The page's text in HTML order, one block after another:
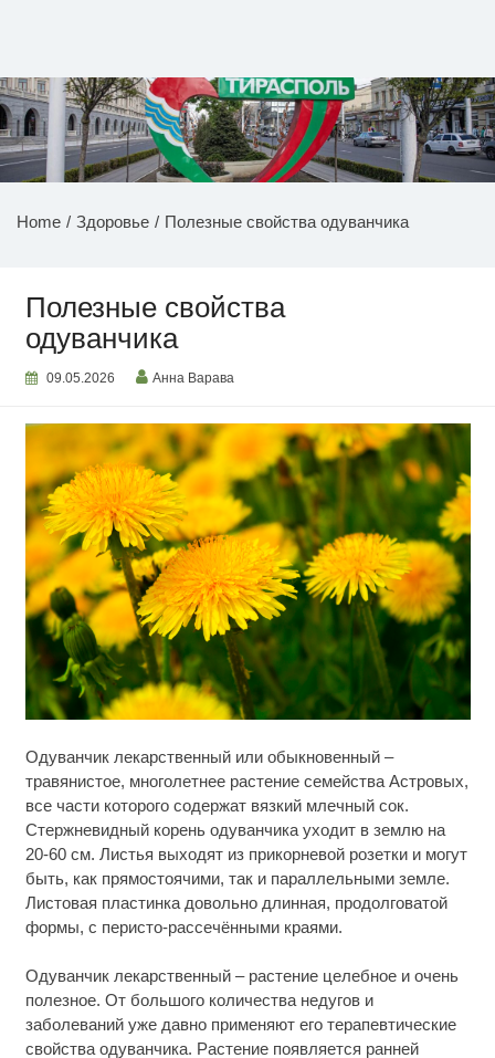
НОВОСТИ ПРИДНЕСТРОВЬЯ
Home Здоровье Полезные свойства одуванчика
Полезные свойства
одуванчика
09.05.2026 Анна Варава
Одуванчик лекарственный или обыкновенный –
травянистое, многолетнее растение семейства Астровых,
все части которого содержат вязкий млечный сок.
Стержневидный корень одуванчика уходит в землю на
20-60 см. Листья выходят из прикорневой розетки и могут
быть, как прямостоячими, так и параллельными земле.
Листовая пластинка довольно длинная, продолговатой
формы, с перисто-рассечёнными краями.
Одуванчик лекарственный – растение целебное и очень
полезное. От большого количества недугов и
заболеваний уже давно применяют его терапевтические
свойства одуванчика. Растение появляется ранней
будете долго
Королева вагона отожгла! Видео не оставит
равнодушным
i
Ржу не переставая, это видео пересмотришь не